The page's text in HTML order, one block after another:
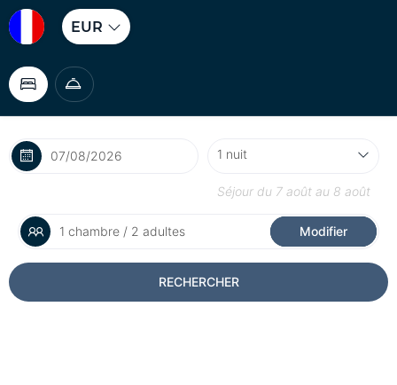
EUR
Séjour du 7 août au 8 août
1 chambre / 2 adultes Modifier